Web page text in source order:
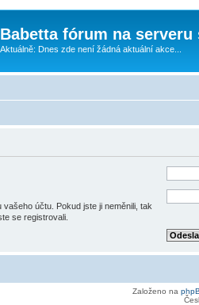
Babetta fórum na serveru
Aktuálně: Dnes zde není žádná aktuální akce...
účtu. Pokud jste ji neměnili, tak
se registrovali.
Založeno na